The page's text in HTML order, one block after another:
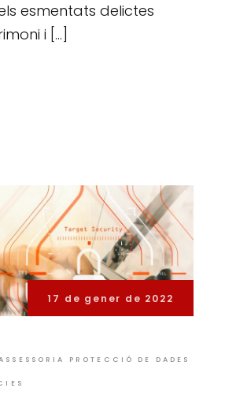
esmentats delictes
i […]
17 de gener de 2022
PROTECCIÓ DE DADES